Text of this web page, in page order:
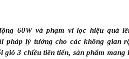
60W và phạm vi lọc hiệu quả
pháp lý tưởng cho các không gian
gió 3 chiều tiên tiến, sản phẩm